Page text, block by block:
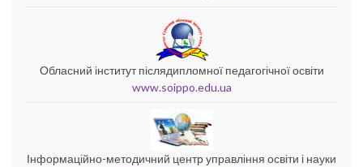
Обласний інститут післядипломної педагогічної освіти
www.soippo.edu.ua
Інформаційно-методичний центр управління освіти і науки